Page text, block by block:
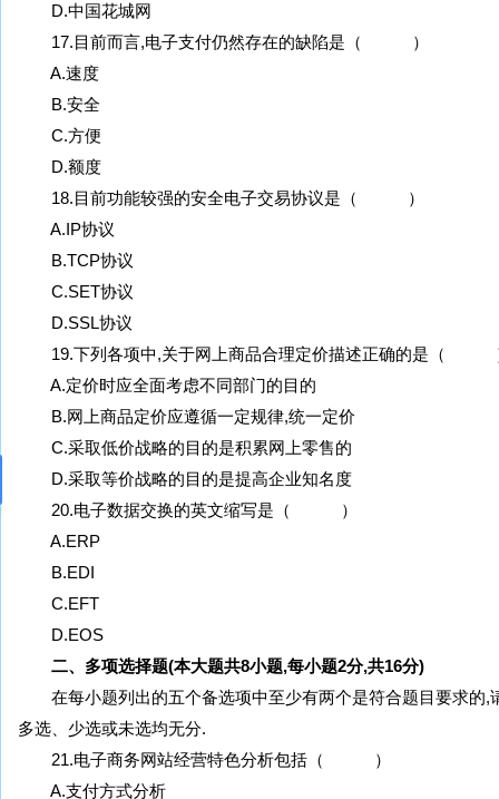
D.中国花城网
17.目前而言,电子支付仍然存在的缺陷是（ ）
A.速度
B.安全
C.方便
D.额度
18.目前功能较强的安全电子交易协议是（ ）
A.IP协议
B.TCP协议
C.SET协议
D.SSL协议
19.下列各项中,关于网上商品合理定价描述正确的是（
A.定价时应全面考虑不同部门的目的
B.网上商品定价应遵循一定规律,统一定价
C.采取低价战略的目的是积累网上零售的
D.采取等价战略的目的是提高企业知名度
20.电子数据交换的英文缩写是（ ）
A.ERP
B.EDI
C.EFT
D.EOS
二、多项选择题(本大题共8小题,每小题2分,共16分)
在每小题列出的五个备选项中至少有两个是符合题目要求的,
多选、少选或未选均无分.
21.电子商务网站经营特色分析包括（ ）
A.支付方式分析